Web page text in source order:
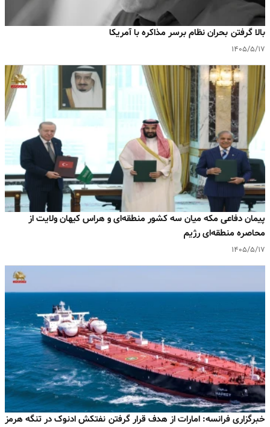
بالا گرفتن بحران نظام برسر مذاکره با آمریکا
۱۴۰۵/۵/۱۷
پیمان دفاعی مکه میان سه کشور منطقه‌ای و هراس کیهان ولایت از
محاصره منطقه‌ای رژیم
۱۴۰۵/۵/۱۷
خبرگزاری فرانسه: امارات از هدف قرار گرفتن نفتکش ادنوک در تنگه هرمز